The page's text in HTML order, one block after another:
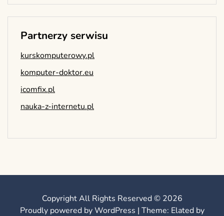
Partnerzy serwisu
kurskomputerowy.pl
komputer-doktor.eu
icomfix.pl
nauka-z-internetu.pl
Copyright All Rights Reserved © 2026
Proudly powered by WordPress | Theme: Elated by